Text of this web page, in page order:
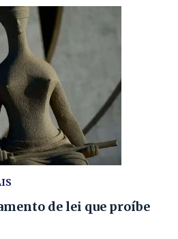
de lei que proíbe